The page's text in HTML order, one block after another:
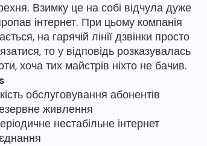
Взимку це на собі відчула дуже
інтернет. При цьому компанія
на гарячій лінії дзвінки просто
то у відповідь розказувалась
обслуговування абонентів
живлення
нестабільне інтернет